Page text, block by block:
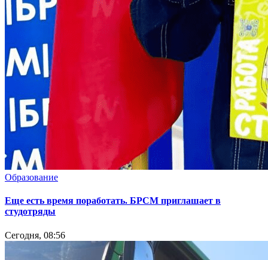
Образование
Еще есть время поработать. БРСМ приглашает в
студотряды
Сегодня, 08:56